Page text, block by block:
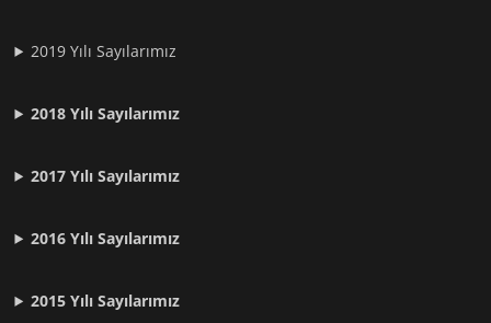
2019 Yılı Sayılarımız
2018 Yılı Sayılarımız
2017 Yılı Sayılarımız
2016 Yılı Sayılarımız
2015 Yılı Sayılarımız